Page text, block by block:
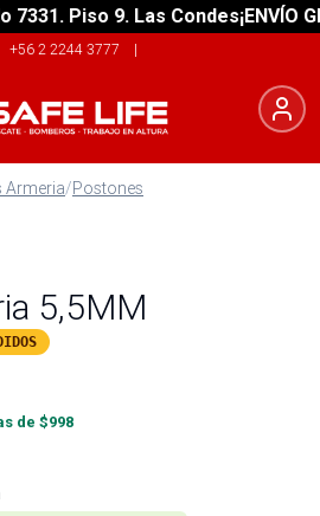
Piso 9. Las Condes¡ENVÍO
+56 2 2244 3777 |
Armeria/Postones
5,5MM
de $998